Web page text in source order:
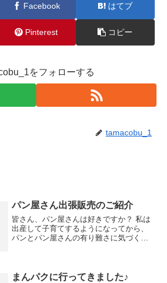
Facebook はてブ
Pinterest コピー
をフォローする
tamacobu_1
パン屋さん出張販売のご紹介
皆さん、パン屋さんは好きですか？ 私は
出産して子育てするようになってから、
パンとパン屋さんの有り難さに気づくよ
に時間ないとき外にい...
まんパクに行ってきました♪